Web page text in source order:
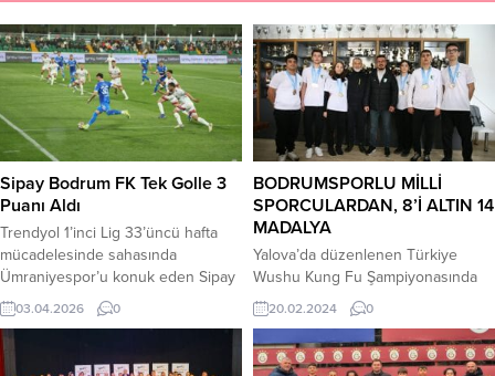
Sipay Bodrum FK Tek Golle 3
Puanı Aldı
Trendyol 1’inci Lig 33’üncü hafta
mücadelesinde sahasında
Ümraniyespor’u konuk eden Sipay
Bodrum FK, sahadan 1-0’lık
galibiyetle ayrılarak Play-Off
yolunda avantajlı konuma geçti.
Karşılaşmaya taraftarının desteğiyle
03.04.2026 0
BODRUMSPORLU MİLLİ
SPORCULARDAN, 8’İ ALTIN 14
MADALYA
Yalova’da düzenlenen Türkiye
Wushu Kung Fu Şampiyonasında
Bodrumsporlu milli sporcular 8
altın, 4 gümüş ve 2 bronz olmak
üzere 14 madalya kazandı. Milli
sporcuların başarılarından dolayı
20.02.2024 0